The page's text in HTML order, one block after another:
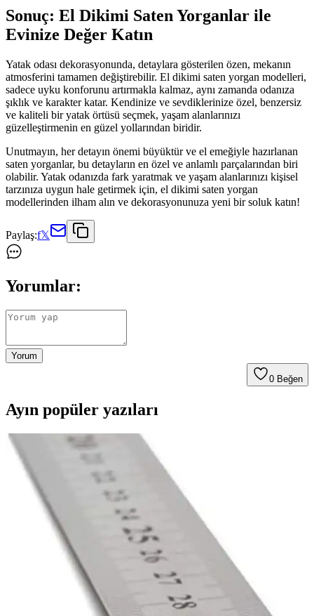
Sonuç: El Dikimi Saten Yorganlar ile
Evinize Değer Katın
Yatak odası dekorasyonunda, detaylara gösterilen özen, mekanın
atmosferini tamamen değiştirebilir. El dikimi saten yorgan modelleri,
sadece uyku konforunu artırmakla kalmaz, aynı zamanda odanıza
şıklık ve karakter katar. Kendinize ve sevdiklerinize özel, benzersiz
ve kaliteli bir yatak örtüsü seçmek, yaşam alanlarınızı
güzelleştirmenin en güzel yollarından biridir.
Unutmayın, her detayın önemi büyüktür ve el emeğiyle hazırlanan
saten yorganlar, bu detayların en özel ve anlamlı parçalarından biri
olabilir. Yatak odanızda fark yaratmak ve yaşam alanlarınızı kişisel
tarzınıza uygun hale getirmek için, el dikimi saten yorgan
modellerinden ilham alın ve dekorasyonunuza yeni bir soluk katın!
Paylaş:f𝕏
Yorumlar:
Yorum
0 Beğen
Ayın popüler yazıları